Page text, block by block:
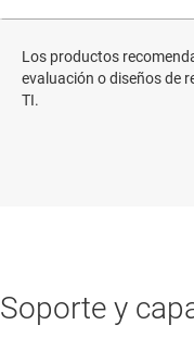
Los productos
evaluación o diseños de
TI.
Soporte y